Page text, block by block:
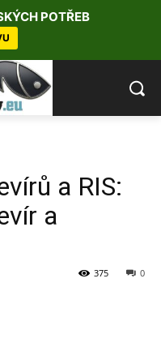
a RIS:
a
0
375
POTŘEB